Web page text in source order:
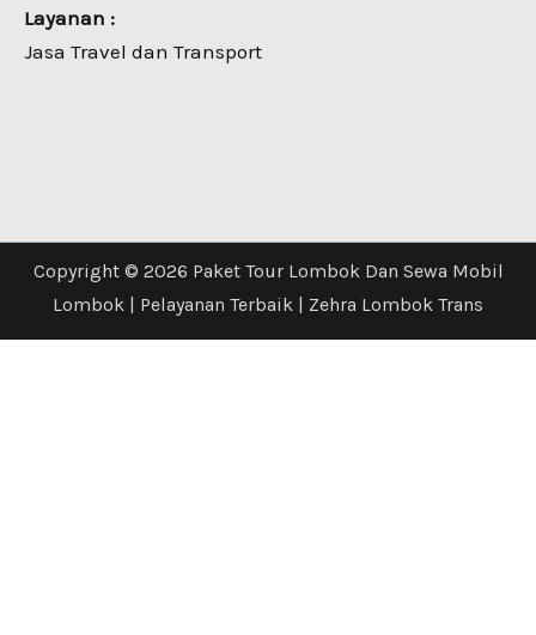
Layanan :
Jasa Travel dan Transport
Copyright © 2026 Paket Tour Lombok Dan Sewa Mobil
Lombok | Pelayanan Terbaik | Zehra Lombok Trans